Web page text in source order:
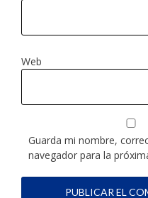
Web
Guarda mi nombre,
navegador para la